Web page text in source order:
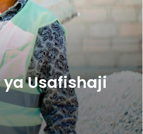
Usafishaji